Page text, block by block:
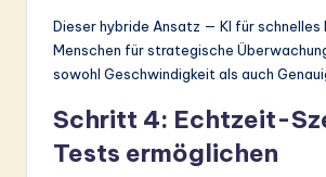
Dieser hybride Ansatz — KI für schnelles
Menschen für strategische
sowohl Geschwindigkeit als auch
Schritt 4: Echtzeit-
Tests ermöglichen